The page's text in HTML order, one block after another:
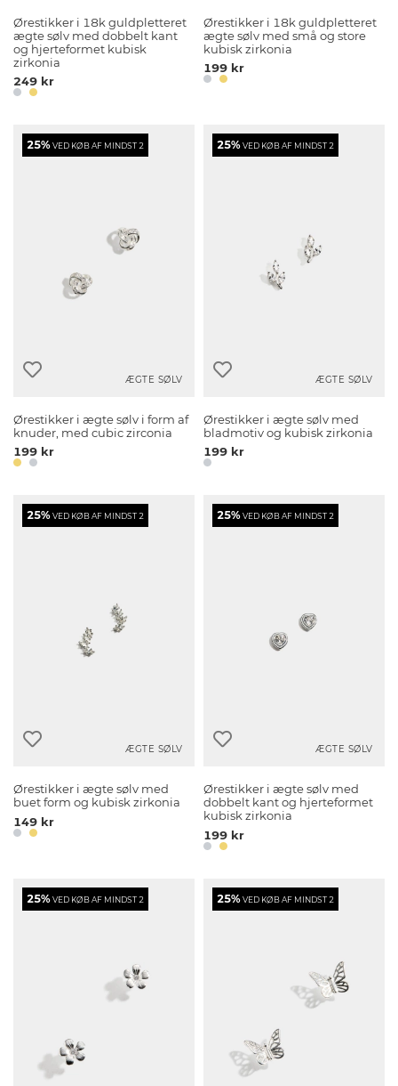
Ørestikker i 18k guldpletteret
ægte sølv med dobbelt kant
og hjerteformet kubisk
zirkonia
249 kr
Ørestikker i 18k guldpletteret
ægte sølv med små og store
kubisk zirkonia
199 kr
25%VED KØB AF MINDST 2
ÆGTE SØLV
Ørestikker i ægte sølv i form af
knuder, med cubic zirconia
199 kr
25%VED KØB AF MINDST 2
ÆGTE SØLV
Ørestikker i ægte sølv med
bladmotiv og kubisk zirkonia
199 kr
25%VED KØB AF MINDST 2
ÆGTE SØLV
Ørestikker i ægte sølv med
buet form og kubisk zirkonia
149 kr
25%VED KØB AF MINDST 2
ÆGTE SØLV
Ørestikker i ægte sølv med
dobbelt kant og hjerteformet
kubisk zirkonia
199 kr
25%VED KØB AF MINDST 2 25%VED KØB AF MINDST 2